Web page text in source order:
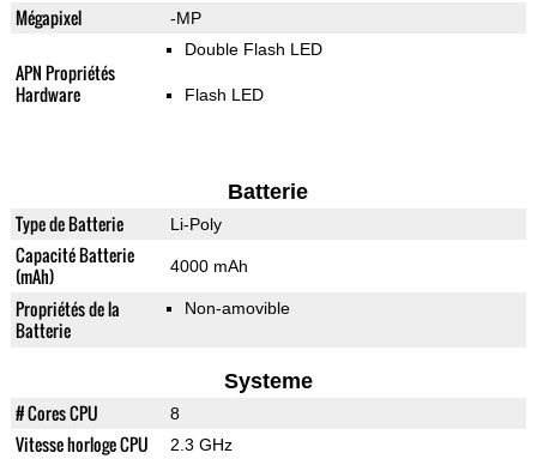
Mégapixel -MP
APN Propriétés
Hardware
Double Flash LED
Flash LED
Batterie
Type de Batterie Li-Poly
Capacité Batterie
(mAh)
4000 mAh
Propriétés de la
Batterie
Non-amovible
Systeme
# Cores CPU 8
Vitesse horloge CPU 2.3 GHz